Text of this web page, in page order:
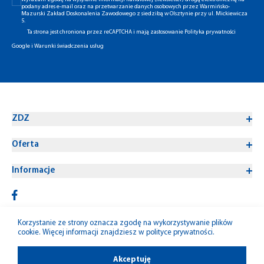
Korzystanie ze strony oznacza zgodę na wykorzystywanie plików
cookie. Więcej informacji znajdziesz w polityce prywatności.
Akceptuję
podany adres e-mail oraz na przetwarzanie danych osobowych przez Warmińsko-
Mazurski Zakład Doskonalenia Zawodowego z siedzibą w Olsztynie przy ul. Mickiewicza
5.
Ta strona jest chroniona przez reCAPTCHA i mają zastosowanie Polityka prywatności
Googlei Warunki świadczenia usług
ZDZ
Oferta
Informacje